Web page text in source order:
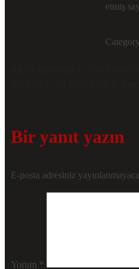
etmiş
Bir yanıt yazın
E-posta adresiniz
Yorum *